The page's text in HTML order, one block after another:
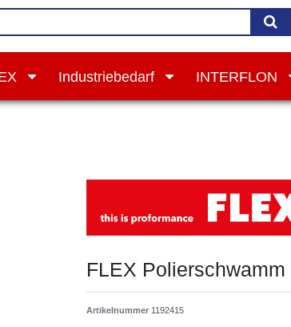
Industriebedarf INTERFLON
FLEX
Artikelnummer 1192415